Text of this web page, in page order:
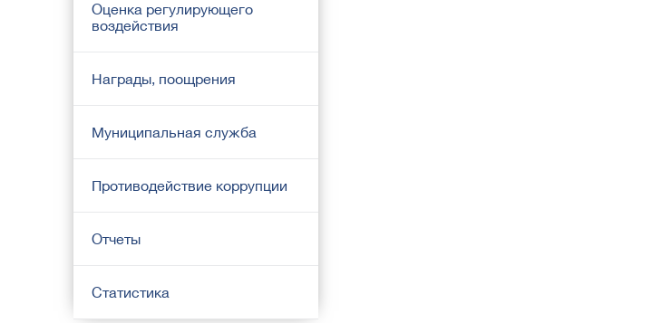
Оценка регулирующего
воздействия
Награды, поощрения
Муниципальная служба
Противодействие коррупции
Отчеты
Статистика